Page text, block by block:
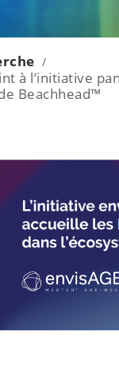
/
à l’initiative
Beachhead™